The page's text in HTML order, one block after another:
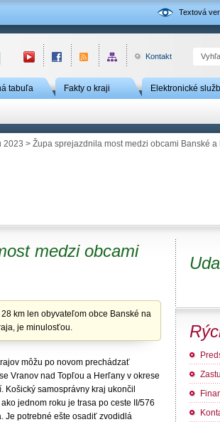
Textová
Kontakt
tabuľa Fakty o kraji Elektronické
2023 > Župa sprejazdnila most medzi obcami Banské
medzi obcami
km len obyvateľom obce Banské na
je minulosťou.
môžu po novom prechádzať
Vranov nad Topľou a Herľany v okrese
Košický samosprávny kraj ukončil
jednom roku je trasa po ceste II/576
Je potrebné ešte osadiť zvodidlá